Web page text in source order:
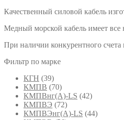
Качественный силовой кабель
Медный морской кабель имеет все
При наличии конкурентного
Фильтр по марке
КГН (39)
КМПВ (70)
КМПВнг(А)-LS (42)
КМПВЭ (72)
КМПВЭнг(А)-LS (44)